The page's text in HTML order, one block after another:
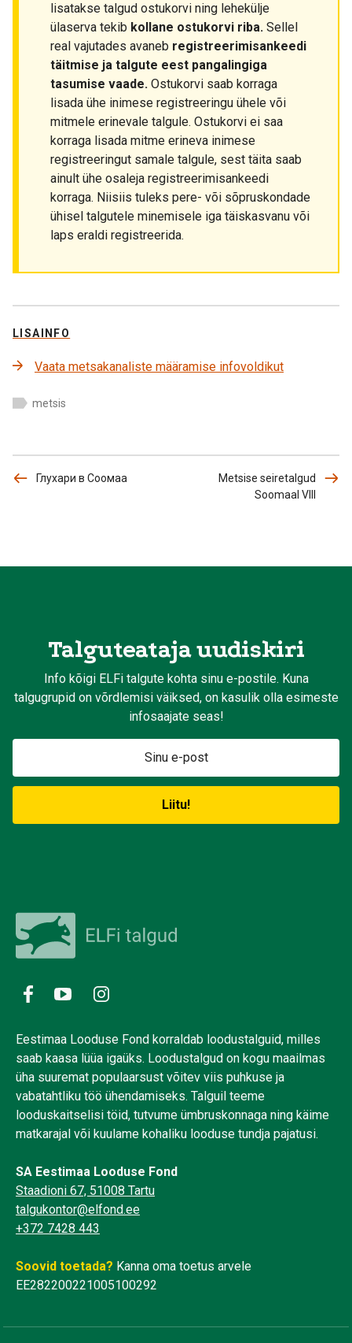
lisatakse talgud ostukorvi ning lehekülje
ülaserva tekib kollane ostukorvi riba. Sellel
real vajutades avaneb registreerimisankeedi
täitmise ja talgute eest pangalingiga
tasumise vaade. Ostukorvi saab korraga
lisada ühe inimese registreeringu ühele või
mitmele erinevale talgule. Ostukorvi ei saa
korraga lisada mitme erineva inimese
registreeringut samale talgule, sest täita saab
ainult ühe osaleja registreerimisankeedi
korraga. Niisiis tuleks pere- või sõpruskondade
ühisel talgutele minemisele iga täiskasvanu või
laps eraldi registreerida.
LISAINFO
Vaata metsakanaliste määramise infovoldikut
metsis
Глухари в Соомаа
Metsise seiretalgud
Soomaal VIII
Talguteataja uudiskiri
Info kõigi ELFi talgute kohta sinu e-postile. Kuna
talgugrupid on võrdlemisi väiksed, on kasulik olla esimeste
infosaajate seas!
Eestimaa Looduse Fond korraldab loodustalguid, milles
saab kaasa lüüa igaüks. Loodustalgud on kogu maailmas
üha suuremat populaarsust võitev viis puhkuse ja
vabatahtliku töö ühendamiseks. Talguil teeme
looduskaitselisi töid, tutvume ümbruskonnaga ning käime
matkarajal või kuulame kohaliku looduse tundja pajatusi.
SA Eestimaa Looduse Fond
Staadioni 67, 51008 Tartu
talgukontor@elfond.ee
+372 7428 443
Soovid toetada? Kanna oma toetus arvele
EE282200221005100292